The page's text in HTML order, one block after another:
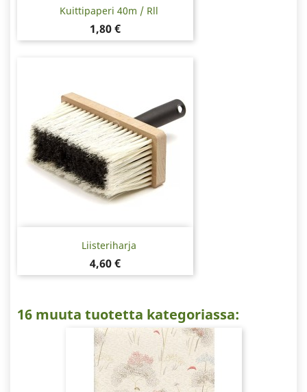
Kuittipaperi 40m / Rll
Hinta
1,80 €
Liisteriharja
Hinta
4,60 €
16 muuta tuotetta kategoriassa: